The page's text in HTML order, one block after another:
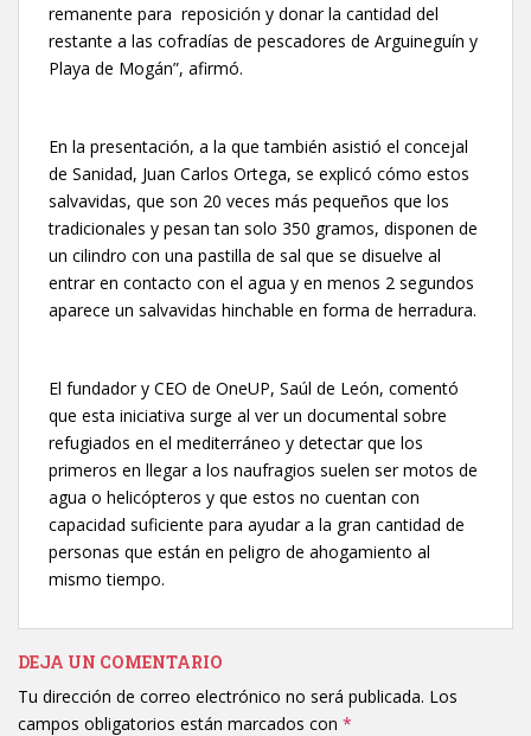
remanente para reposición y donar la cantidad del
restante a las cofradías de pescadores de Arguineguín y
Playa de Mogán”, afirmó.
En la presentación, a la que también asistió el concejal
de Sanidad, Juan Carlos Ortega, se explicó cómo estos
salvavidas, que son 20 veces más pequeños que los
tradicionales y pesan tan solo 350 gramos, disponen de
un cilindro con una pastilla de sal que se disuelve al
entrar en contacto con el agua y en menos 2 segundos
aparece un salvavidas hinchable en forma de herradura.
El fundador y CEO de OneUP, Saúl de León, comentó
que esta iniciativa surge al ver un documental sobre
refugiados en el mediterráneo y detectar que los
primeros en llegar a los naufragios suelen ser motos de
agua o helicópteros y que estos no cuentan con
capacidad suficiente para ayudar a la gran cantidad de
personas que están en peligro de ahogamiento al
mismo tiempo.
DEJA UN COMENTARIO
Tu dirección de correo electrónico no será publicada. Los
campos obligatorios están marcados con *